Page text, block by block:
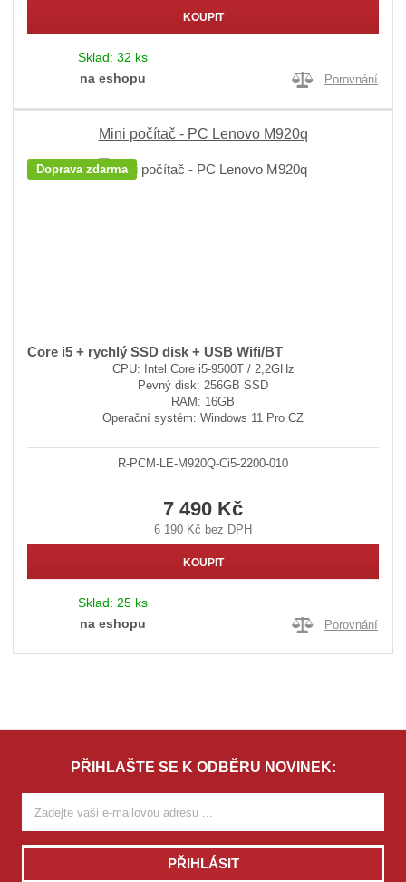
KOUPIT
Sklad: 32 ks
na eshopu
Porovnání
Mini počítač - PC Lenovo M920q
Doprava zdarma
Core i5 + rychlý SSD disk + USB Wifi/BT
CPU: Intel Core i5-9500T / 2,2GHz
Pevný disk: 256GB SSD
RAM: 16GB
Operační systém: Windows 11 Pro CZ
R-PCM-LE-M920Q-Ci5-2200-010
7 490 Kč
6 190 Kč bez DPH
KOUPIT
Sklad: 25 ks
na eshopu
Porovnání
PŘIHLAŠTE SE K ODBĚRU NOVINEK:
PŘIHLÁSIT